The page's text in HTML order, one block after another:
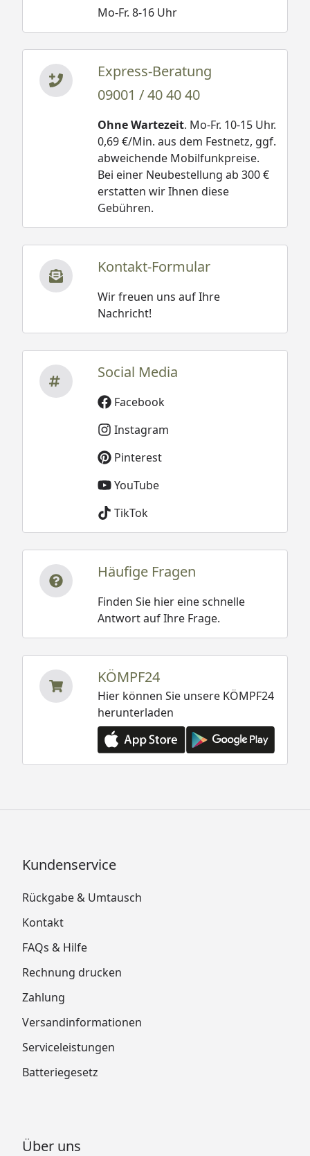
Mo-Fr. 8-16 Uhr
Express-Beratung
09001 / 40 40 40
Ohne Wartezeit. Mo-Fr. 10-15 Uhr.
0,69 €/Min. aus dem Festnetz, ggf.
abweichende Mobilfunkpreise.
Bei einer Neubestellung ab 300 €
erstatten wir Ihnen diese
Gebühren.
Kontakt-Formular
Wir freuen uns auf Ihre
Nachricht!
Social Media
Facebook
Instagram
Pinterest
YouTube
TikTok
Häufige Fragen
Finden Sie hier eine schnelle
Antwort auf Ihre Frage.
KÖMPF24
Hier können Sie unsere KÖMPF24
herunterladen
Kundenservice
Rückgabe & Umtausch
Kontakt
FAQs & Hilfe
Rechnung drucken
Zahlung
Versandinformationen
Serviceleistungen
Batteriegesetz
Über uns